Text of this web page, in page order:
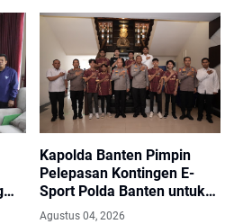
Kapolda Banten Pimpin
Pelepasan Kontingen E-
Sport Polda Banten untuk
Kapolri Cup 2026
Agustus 04, 2026